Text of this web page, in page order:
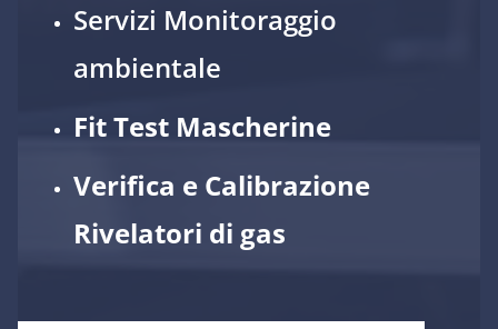
Servizi Monitoraggio
ambientale
Fit Test Mascherine
Verifica e Calibrazione
Rivelatori di gas